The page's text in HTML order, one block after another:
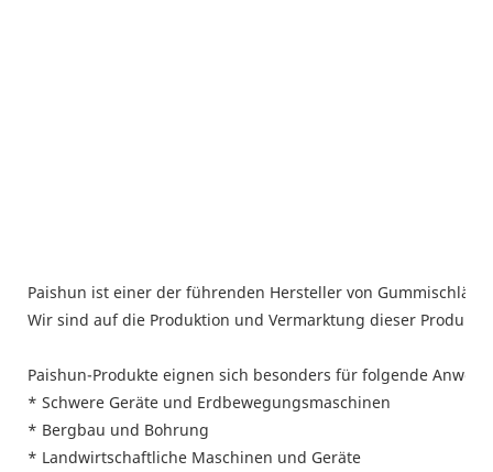
Paishun ist einer der führenden Hersteller von
Wir sind auf die Produktion und Vermarktung dieser Produkte
Paishun-Produkte eignen sich besonders für folgende
* Schwere Geräte und Erdbewegungsmaschinen
* Bergbau und Bohrung
* Landwirtschaftliche Maschinen und Geräte